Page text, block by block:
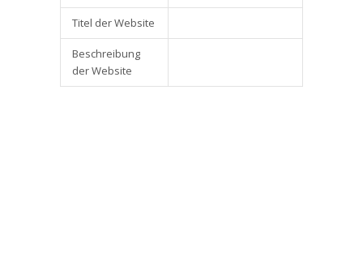
Titel der Website
Beschreibung
der Website